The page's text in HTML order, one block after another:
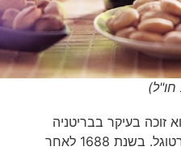
בעיקר בבריטניה
קשורה לסיפורו של הפורט בפורטוגל. בשנת 1688 לאחר